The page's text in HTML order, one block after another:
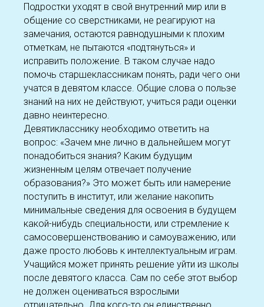
Подростки уходят в свой внутренний мир или в
общение со сверстниками, не реагируют на
замечания, остаются равнодушными к плохим
отметкам, не пытаются «подтянуться» и
исправить положение. В таком случае надо
помочь старшеклассникам понять, ради чего они
учатся в девятом классе. Общие слова о пользе
знаний на них не действуют, учиться ради оценки
давно неинтересно.
Девятикласснику необходимо ответить на
вопрос: «Зачем мне лично в дальнейшем могут
понадобиться знания? Каким будущим
жизненным целям отвечает получение
образования?» Это может быть или намерение
поступить в институт, или желание накопить
минимальные сведения для освоения в будущем
какой-нибудь специальности, или стремление к
самосовершенствованию и самоуважению, или
даже просто любовь к интеллектуальным играм.
Учащийся может принять решение уйти из школы
после девятого класса. Сам по себе этот выбор
не должен оцениваться взрослыми